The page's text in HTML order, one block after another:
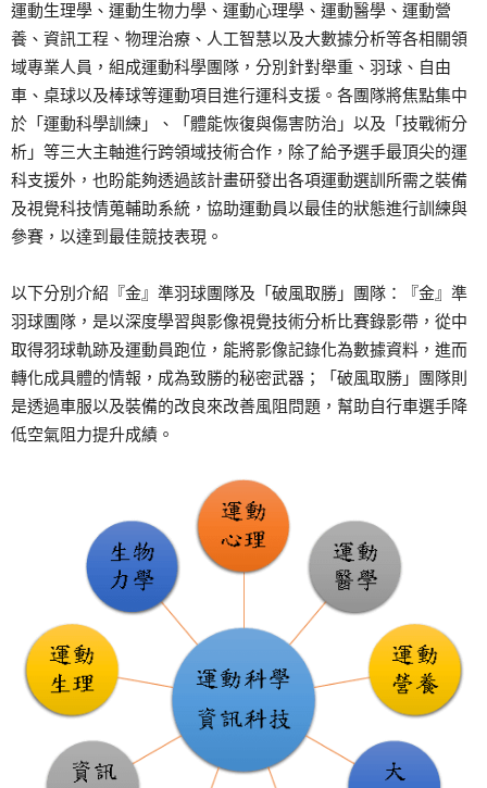
運動生理學、運動生物力學、運動心理學、運動醫學、運動營
養、資訊工程、物理治療、人工智慧以及大數據分析等各相關領
域專業人員，組成運動科學團隊，分別針對舉重、羽球、自由
車、桌球以及棒球等運動項目進行運科支援。各團隊將焦點集中
於「運動科學訓練」、「體能恢復與傷害防治」以及「技戰術分
析」等三大主軸進行跨領域技術合作，除了給予選手最頂尖的運
科支援外，也盼能夠透過該計畫研發出各項運動選訓所需之裝備
及視覺科技情蒐輔助系統，協助運動員以最佳的狀態進行訓練與
參賽，以達到最佳競技表現。
以下分別介紹『金』準羽球團隊及「破風取勝」團隊：『金』準
羽球團隊，是以深度學習與影像視覺技術分析比賽錄影帶，從中
取得羽球軌跡及運動員跑位，能將影像記錄化為數據資料，進而
轉化成具體的情報，成為致勝的秘密武器；「破風取勝」團隊則
是透過車服以及裝備的改良來改善風阻問題，幫助自行車選手降
低空氣阻力提升成績。